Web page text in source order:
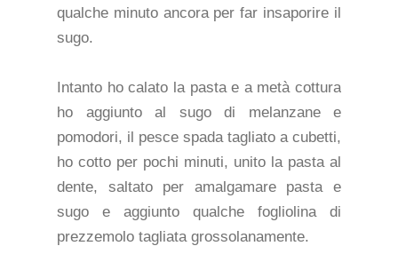
qualche minuto ancora per far insaporire il
sugo.
Intanto ho calato la pasta e a metà cottura
ho aggiunto al sugo di melanzane e
pomodori, il pesce spada tagliato a cubetti,
ho cotto per pochi minuti, unito la pasta al
dente, saltato per amalgamare pasta e
sugo e aggiunto qualche fogliolina di
prezzemolo tagliata grossolanamente.